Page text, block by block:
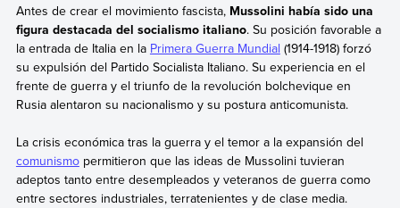
Antes de crear el movimiento fascista,Mussolini había sido una
figura destacada del socialismo italiano. Su posición favorable a
la entrada de Italia en la Primera Guerra Mundial (1914-1918) forzó
su expulsión del Partido Socialista Italiano. Su experiencia en el
frente de guerra y el triunfo de la revolución bolchevique en
Rusia alentaron su nacionalismo y su postura anticomunista.
La crisis económica tras la guerra y el temor a la expansión del
comunismopermitieron que las ideas de Mussolini tuvieran
adeptos tanto entre desempleados y veteranos de guerra como
entre sectores industriales, terratenientes y de clase media.